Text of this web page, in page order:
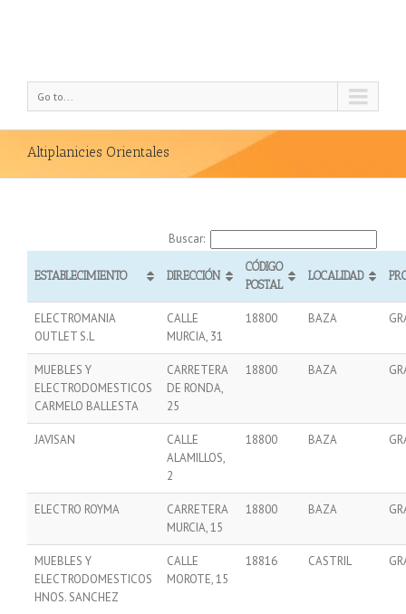
Go to...
Altiplanicies Orientales
Buscar:
ESTABLECIMIENTO DIRECCIÓN
CÓDIGO
POSTAL
LOCALIDAD
ELECTROMANIA
OUTLET S.L
CALLE
MURCIA, 31
18800 BAZA
MUEBLES Y
ELECTRODOMESTICOS
CARMELO BALLESTA
CARRETERA
DE RONDA,
25
18800 BAZA
JAVISAN
CALLE
ALAMILLOS,
2
18800 BAZA
ELECTRO ROYMA
CARRETERA
MURCIA, 15
18800 BAZA
MUEBLES Y
ELECTRODOMESTICOS
HNOS. SANCHEZ
CALLE
MOROTE, 15
18816 CASTRIL